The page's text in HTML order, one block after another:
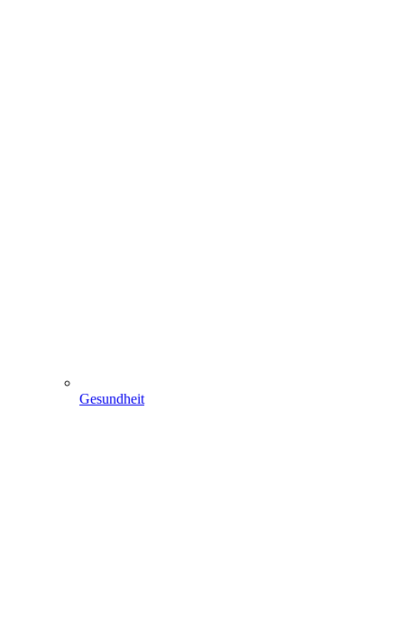
Gesundheit